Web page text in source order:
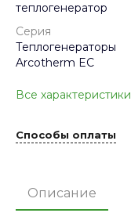
теплогенератор
Серия
Теплогенераторы
Arcotherm EC
Все характеристики
Способы оплаты
Описание